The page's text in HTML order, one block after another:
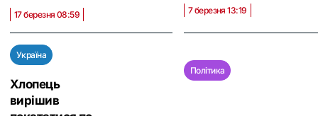
17 березня 08:59 7 березня 13:19
Україна
Хлопець
вирішив
Політика